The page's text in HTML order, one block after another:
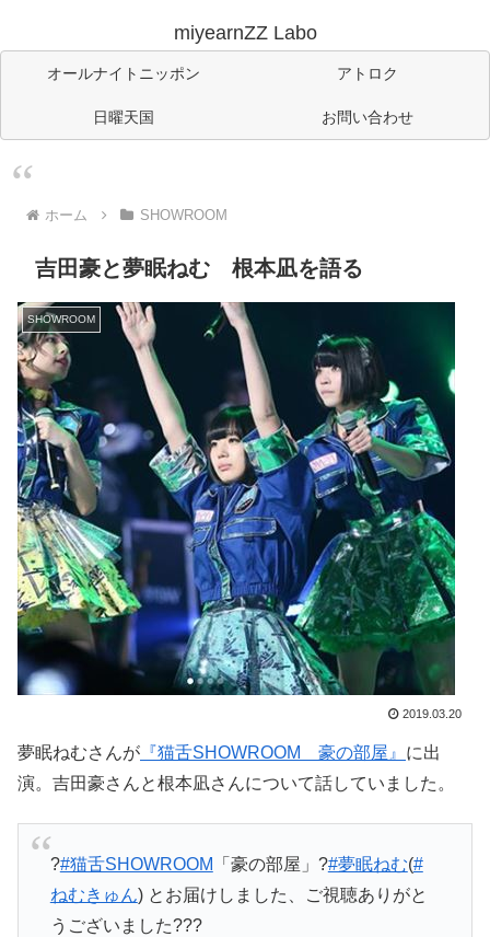
miyearnZZ Labo
オールナイトニッポン アトロク
日曜天国 お問い合わせ
ホーム SHOWROOM
吉田豪と夢眠ねむ 根本凪を語る
SHOWROOM
2019.03.20
夢眠ねむさんが 『猫舌SHOWROOM 豪の部屋』 に出
演。吉田豪さんと根本凪さんについて話していました。
?#猫舌SHOWROOM 「豪の部屋」?#夢眠ねむ(#
ねむきゅん) とお届けしました、ご視聴ありがと
うございました???